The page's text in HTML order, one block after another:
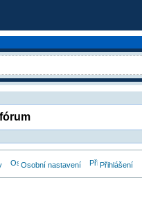
Osobní nastavení Přihlášení